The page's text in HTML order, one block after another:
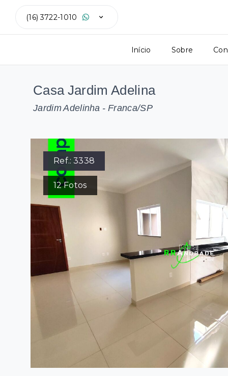
(16) 3722-1010
Início Sobre
Casa Jardim Adelina
Jardim Adelinha - Franca/SP
Ref.:3338
12Fotos